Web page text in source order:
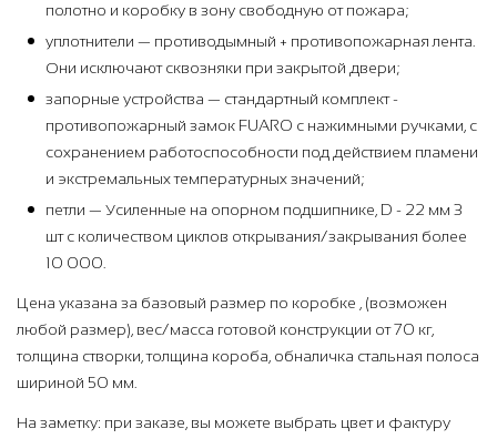
полотно и коробку в зону свободную от пожара;
уплотнители — противодымный + противопожарная лента.
Они исключают сквозняки при закрытой двери;
запорные устройства — стандартный комплект -
противопожарный замок FUARO с нажимными ручками, с
сохранением работоспособности под действием пламени
и экстремальных температурных значений;
петли — Усиленные на опорном подшипнике, D - 22 мм 3
шт с количеством циклов открывания/закрывания более
10 000.
Цена указана за базовый размер по коробке , (возможен
любой размер), вес/масса готовой конструкции от 70 кг,
толщина створки, толщина короба, обналичка стальная полоса
шириной 50 мм.
На заметку: при заказе, вы можете выбрать цвет и фактуру